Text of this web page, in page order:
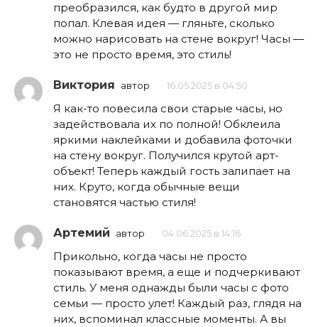
преобразился, как будто в другой мир
попал. Клевая идея — гляньте, сколько
можно нарисовать на стене вокруг! Часы —
это не просто время, это стиль!
Виктория автор 16.05.2025 в 04:50
Я как-то повесила свои старые часы, но
задействовала их по полной! Обклеила
яркими наклейками и добавила фоточки
на стену вокруг. Получился крутой арт-
объект! Теперь каждый гость залипает на
них. Круто, когда обычные вещи
становятся частью стиля!
Артемий автор 04.06.2025 в 14:16
Прикольно, когда часы не просто
показывают время, а еще и подчеркивают
стиль. У меня однажды были часы с фото
семьи — просто улет! Каждый раз, глядя на
них, вспоминал классные моменты. А вы